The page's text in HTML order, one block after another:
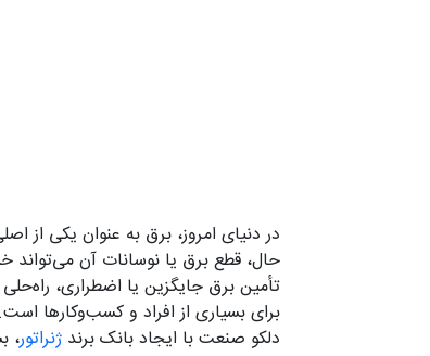
در دنیای امروز، برق به عنوان یکی
حال، قطع برق یا نوسانات آن می‌تواند
تأمین برق جایگزین یا اضطراری،
برای بسیاری از افراد و کسب‌وکارها
دلکو صنعت با ایجاد بانک برند ژنراتور،